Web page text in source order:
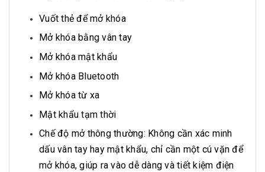
Vuốt thẻ để mở khóa
Mở khóa bằng vân tay
Mở khóa mật khẩu
Mở khóa Bluetooth
Mở khóa từ xa
Mật khẩu tạm thời
Chế độ mở thông thường: Không cần xác minh
dấu vân tay hay mật khẩu, chỉ cần một cú vặn để
mở khóa, giúp ra vào dễ dàng và tiết kiệm điện